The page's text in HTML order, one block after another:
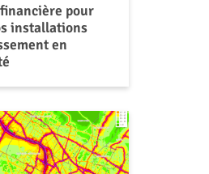
pour
installations
en